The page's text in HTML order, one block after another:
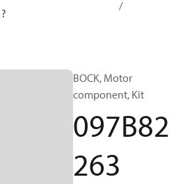
BOCK, Motor
component, Kit
097B82
263